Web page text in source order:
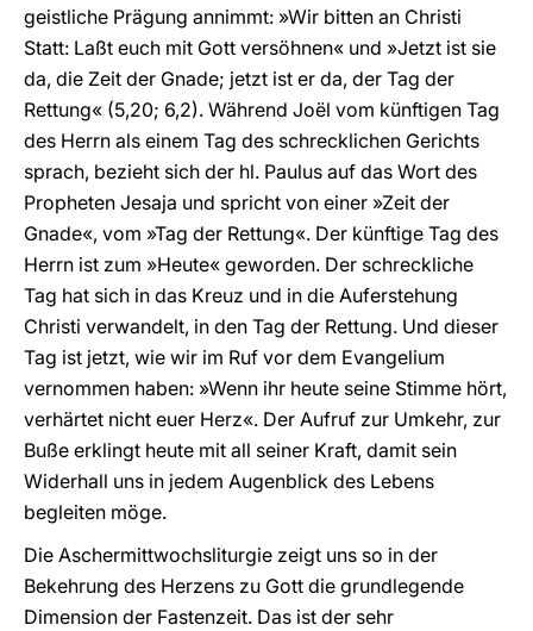
geistliche Prägung annimmt: »Wir bitten an Christi
Statt: Laßt euch mit Gott versöhnen« und »Jetzt ist sie
da, die Zeit der Gnade; jetzt ist er da, der Tag der
Rettung« (5,20; 6,2). Während Joël vom künftigen Tag
des Herrn als einem Tag des schrecklichen Gerichts
sprach, bezieht sich der hl. Paulus auf das Wort des
Propheten Jesaja und spricht von einer »Zeit der
Gnade«, vom »Tag der Rettung«. Der künftige Tag des
Herrn ist zum »Heute« geworden. Der schreckliche
Tag hat sich in das Kreuz und in die Auferstehung
Christi verwandelt, in den Tag der Rettung. Und dieser
Tag ist jetzt, wie wir im Ruf vor dem Evangelium
vernommen haben: »Wenn ihr heute seine Stimme hört,
verhärtet nicht euer Herz«. Der Aufruf zur Umkehr, zur
Buße erklingt heute mit all seiner Kraft, damit sein
Widerhall uns in jedem Augenblick des Lebens
begleiten möge.
Die Aschermittwochsliturgie zeigt uns so in der
Bekehrung des Herzens zu Gott die grundlegende
Dimension der Fastenzeit. Das ist der sehr